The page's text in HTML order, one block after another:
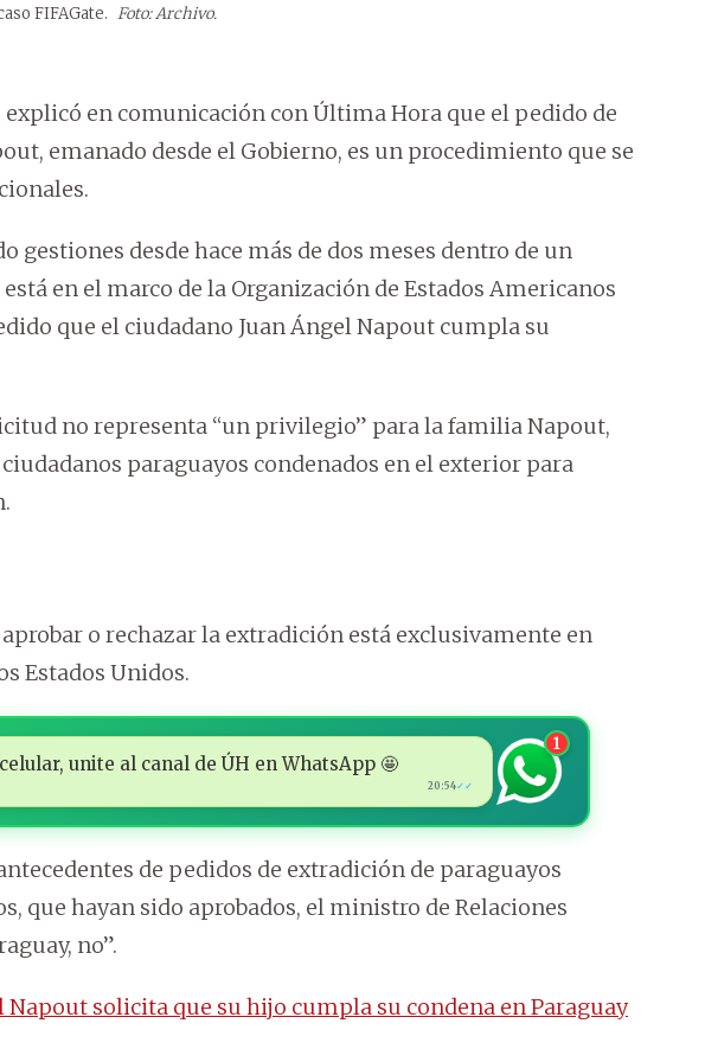
FIFAGate. Foto: Archivo.
en comunicación con Última Hora que el pedido de
emanado desde el Gobierno, es un procedimiento que se
gestiones desde hace más de dos meses dentro de un
en el marco de la Organización de Estados Americanos
que el ciudadano Juan Ángel Napout cumpla su
no representa “un privilegio” para la familia Napout,
paraguayos condenados en el exterior para
o rechazar la extradición está exclusivamente en
Estados Unidos.
unite al canal de ÚH en WhatsApp 🤩
20:54✓✓
1
de pedidos de extradición de paraguayos
que hayan sido aprobados, el ministro de Relaciones
no”.
Napout solicita que su hijo cumpla su condena en Paraguay